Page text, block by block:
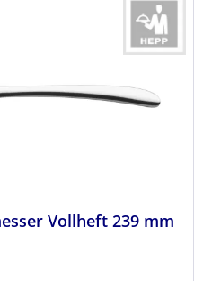
Vollheft 239 mm